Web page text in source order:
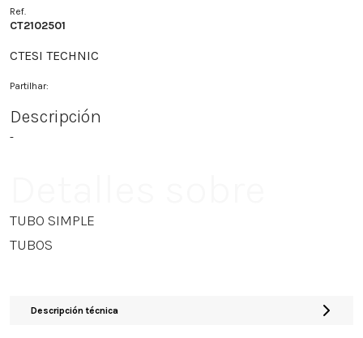
Ref.
CT2102501
CTESI TECHNIC
Partilhar:
Descripción
-
TUBO SIMPLE
TUBOS
Descripción técnica